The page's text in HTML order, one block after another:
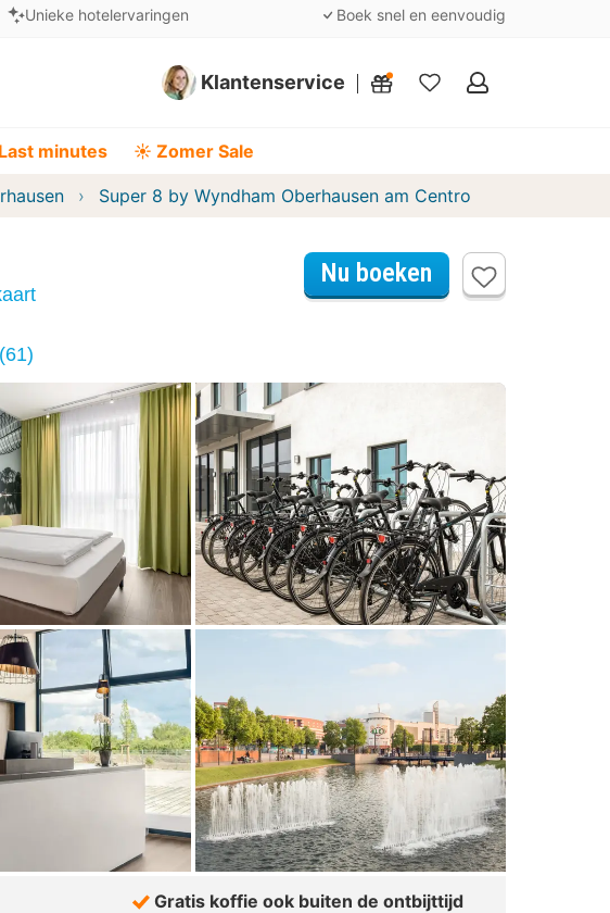
Unieke hotelervaringen Boek snel en eenvoudig
Klantenservice
Mijn
Last minutes ☀️ Zomer Sale
Super 8 by Wyndham Oberhausen am Centro
Nu boeken
Gratis koffie ook buiten de ontbijttijd